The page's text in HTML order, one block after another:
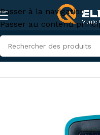
Passer à la navigation
Passer au contenu
Accueil/Instruments de